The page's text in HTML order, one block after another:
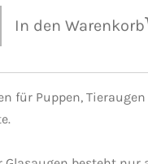
In den Warenkorb
für Puppen,